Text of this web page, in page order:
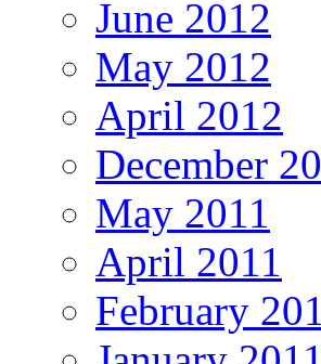
June 2012
May 2012
April 2012
December
May 2011
April 2011
February